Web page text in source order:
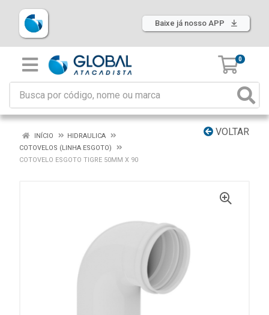
Baixe já nosso APP
0
VOLTAR
INÍCIO
HIDRAULICA
COTOVELOS (LINHA ESGOTO)
COTOVELO ESGOTO TIGRE 50MM X 90